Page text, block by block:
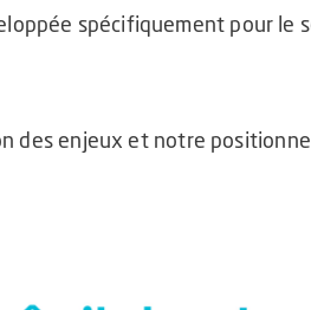
spécifiquement pour le
des enjeux et notre